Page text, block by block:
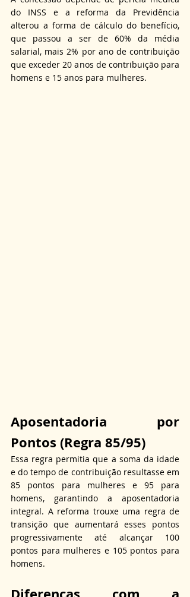
do INSS e a reforma da Previdência
alterou a forma de cálculo do benefício,
que passou a ser de 60% da média
salarial, mais 2% por ano de contribuição
que exceder 20 anos de contribuição para
homens e 15 anos para mulheres.
Aposentadoria por
Pontos (Regra 85/95)
Essa regra permitia que a soma da idade
e do tempo de contribuição resultasse em
85 pontos para mulheres e 95 para
homens, garantindo a aposentadoria
integral. A reforma trouxe uma regra de
transição que aumentará esses pontos
progressivamente até alcançar 100
pontos para mulheres e 105 pontos para
homens.